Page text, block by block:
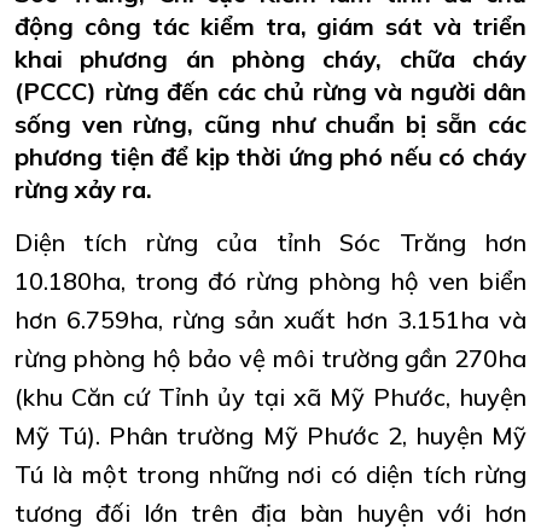
động công tác kiểm tra, giám sát và triển
khai phương án phòng cháy, chữa cháy
(PCCC) rừng đến các chủ rừng và người dân
sống ven rừng, cũng như chuẩn bị sẵn các
phương tiện để kịp thời ứng phó nếu có cháy
rừng xảy ra.
Diện tích rừng của tỉnh Sóc Trăng hơn
10.180ha, trong đó rừng phòng hộ ven biển
hơn 6.759ha, rừng sản xuất hơn 3.151ha và
rừng phòng hộ bảo vệ môi trường gần 270ha
(khu Căn cứ Tỉnh ủy tại xã Mỹ Phước, huyện
Mỹ Tú). Phân trường Mỹ Phước 2, huyện Mỹ
Tú là một trong những nơi có diện tích rừng
tương đối lớn trên địa bàn huyện với hơn